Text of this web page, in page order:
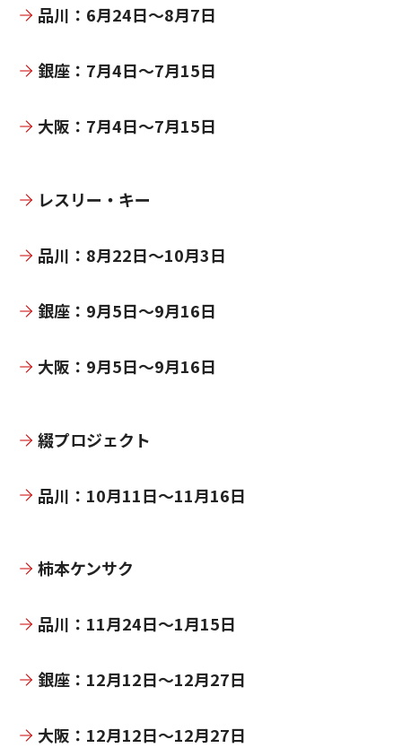
品川：6月24日～8月7日
銀座：7月4日～7月15日
大阪：7月4日～7月15日
レスリー・キー
品川：8月22日～10月3日
銀座：9月5日～9月16日
大阪：9月5日～9月16日
綴プロジェクト
品川：10月11日～11月16日
柿本ケンサク
品川：11月24日～1月15日
銀座：12月12日～12月27日
大阪：12月12日～12月27日